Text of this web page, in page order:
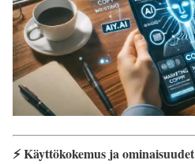
⚡ Käyttökokemus ja ominaisuudet